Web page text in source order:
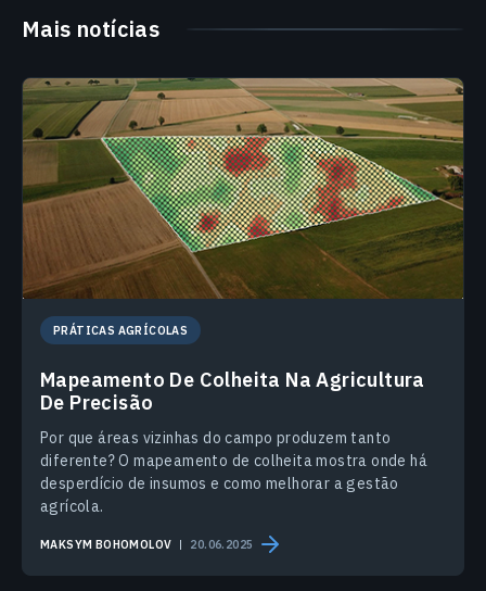
Mais notícias
PRÁTICAS AGRÍCOLAS
Mapeamento De Colheita Na Agricultura
De Precisão
Por que áreas vizinhas do campo produzem tanto
diferente? O mapeamento de colheita mostra onde há
desperdício de insumos e como melhorar a gestão
agrícola.
MAKSYM BOHOMOLOV 20.06.2025